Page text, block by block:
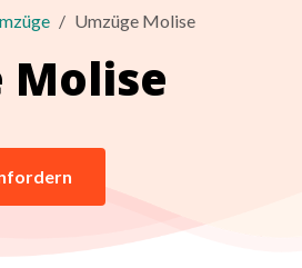
Umzüge Molise
Molise